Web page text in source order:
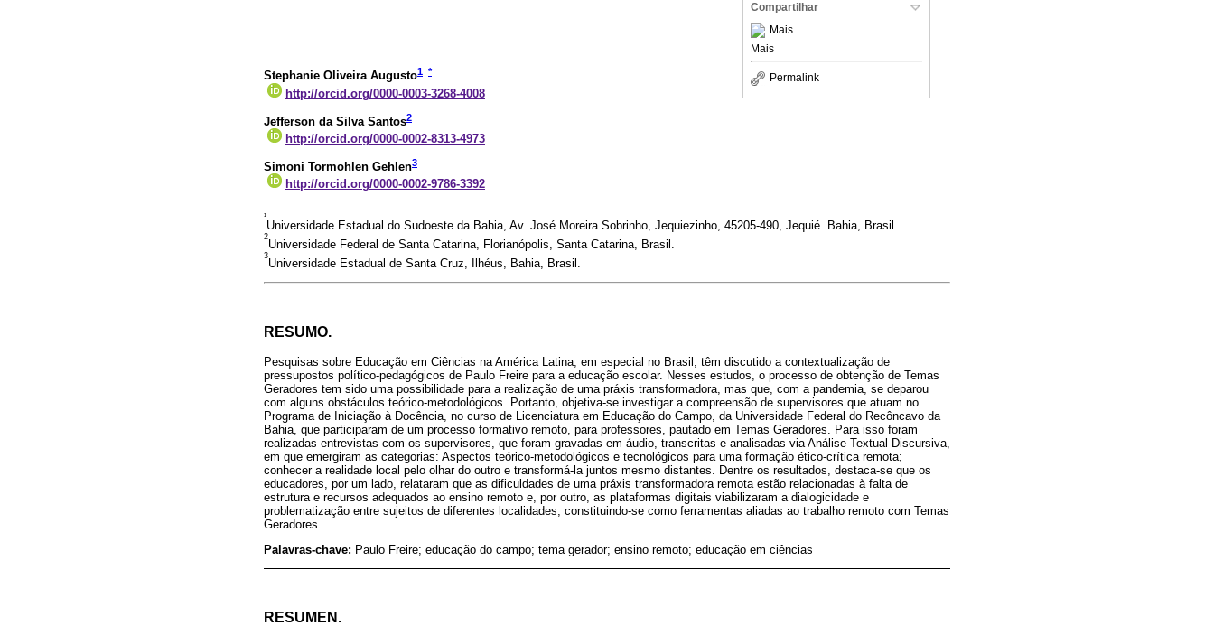
Compartilhar
Mais
Mais
Permalink
Stephanie Oliveira Augusto1 *
http://orcid.org/0000-0003-3268-4008
Jefferson da Silva Santos2
http://orcid.org/0000-0002-8313-4973
Simoni Tormohlen Gehlen3
http://orcid.org/0000-0002-9786-3392
¹
Universidade Estadual do Sudoeste da Bahia, Av. José Moreira Sobrinho, Jequiezinho, 45205-490, Jequié. Bahia, Brasil.
2
Universidade Federal de Santa Catarina, Florianópolis, Santa Catarina, Brasil.
3
Universidade Estadual de Santa Cruz, Ilhéus, Bahia, Brasil.
RESUMO.
Pesquisas sobre Educação em Ciências na América Latina, em especial no Brasil, têm discutido a contextualização de
pressupostos político-pedagógicos de Paulo Freire para a educação escolar. Nesses estudos, o processo de obtenção de Temas
Geradores tem sido uma possibilidade para a realização de uma práxis transformadora, mas que, com a pandemia, se deparou
com alguns obstáculos teórico-metodológicos. Portanto, objetiva-se investigar a compreensão de supervisores que atuam no
Programa de Iniciação à Docência, no curso de Licenciatura em Educação do Campo, da Universidade Federal do Recôncavo da
Bahia, que participaram de um processo formativo remoto, para professores, pautado em Temas Geradores. Para isso foram
realizadas entrevistas com os supervisores, que foram gravadas em áudio, transcritas e analisadas via Análise Textual Discursiva,
em que emergiram as categorias: Aspectos teórico-metodológicos e tecnológicos para uma formação ético-crítica remota;
conhecer a realidade local pelo olhar do outro e transformá-la juntos mesmo distantes. Dentre os resultados, destaca-se que os
educadores, por um lado, relataram que as dificuldades de uma práxis transformadora remota estão relacionadas à falta de
estrutura e recursos adequados ao ensino remoto e, por outro, as plataformas digitais viabilizaram a dialogicidade e
problematização entre sujeitos de diferentes localidades, constituindo-se como ferramentas aliadas ao trabalho remoto com Temas
Geradores.
Palavras-chave: Paulo Freire; educação do campo; tema gerador; ensino remoto; educação em ciências
RESUMEN.